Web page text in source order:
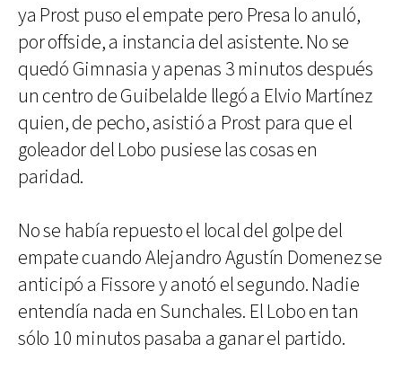
ya Prost puso el empate pero Presa lo anuló,
por offside, a instancia del asistente. No se
quedó Gimnasia y apenas 3 minutos después
un centro de Guibelalde llegó a Elvio Martínez
quien, de pecho, asistió a Prost para que el
goleador del Lobo pusiese las cosas en
paridad.
No se había repuesto el local del golpe del
empate cuando Alejandro Agustín Domenez se
anticipó a Fissore y anotó el segundo. Nadie
entendía nada en Sunchales. El Lobo en tan
sólo 10 minutos pasaba a ganar el partido.